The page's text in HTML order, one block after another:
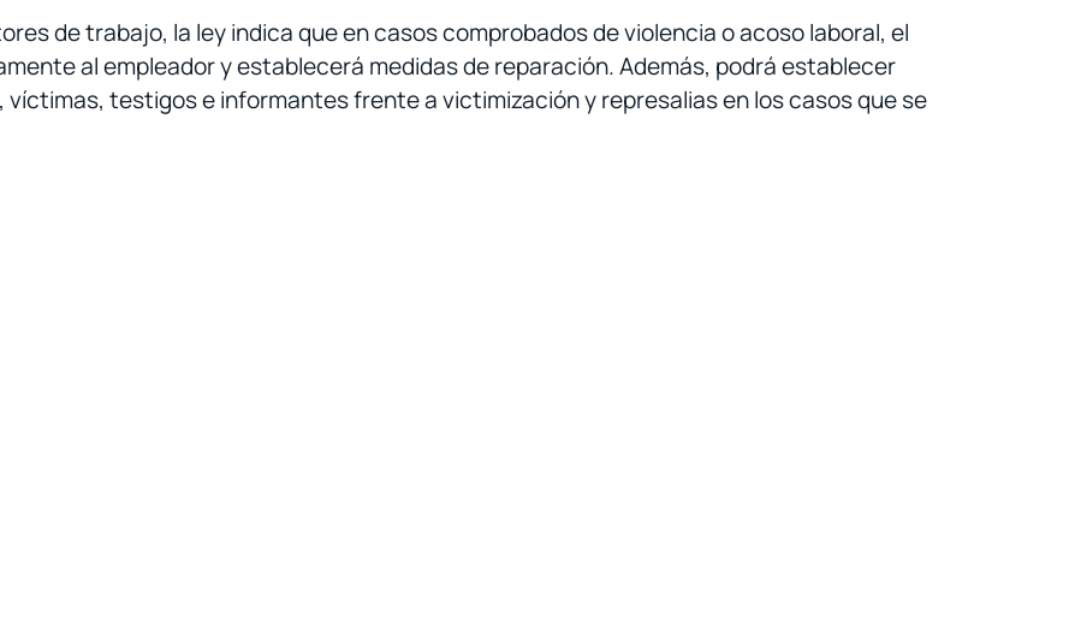
de trabajo, la ley indica que en casos comprobados de violencia o acoso laboral, el
al empleador y establecerá medidas de reparación. Además, podrá establecer
testigos e informantes frente a victimización y represalias en los casos que se